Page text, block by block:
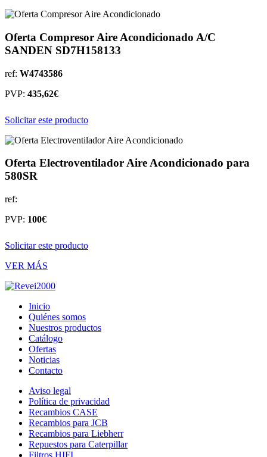
Oferta Compresor Aire Acondicionado A/C
SANDEN SD7H158133
ref: W4743586
PVP: 435,62€
Solicitar este producto
Oferta Electroventilador Aire Acondicionado para
580SR
ref:
PVP: 100€
Solicitar este producto
VER MÁS
Inicio
Quiénes somos
Nuestros productos
Catálogo
Ofertas
Noticias
Contacto
Aviso legal
Política de privacidad
Recambios CASE
Recambios para JCB
Recambios para Liebherr
Repuestos para Caterpillar
Filtros HIFI